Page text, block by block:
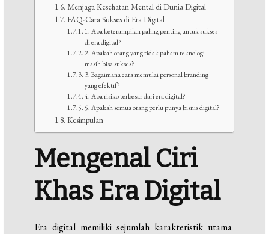
Menjaga Kesehatan Mental di Dunia Digital
FAQ-Cara Sukses di Era Digital
1. Apa keterampilan paling penting untuk sukses
di era digital?
2. Apakah orang yang tidak paham teknologi
masih bisa sukses?
3. Bagaimana cara memulai personal branding
yang efektif?
4. Apa risiko terbesar dari era digital?
5. Apakah semua orang perlu punya bisnis digital?
Kesimpulan
Mengenal Ciri
Khas Era Digital
Era digital memiliki sejumlah karakteristik utama